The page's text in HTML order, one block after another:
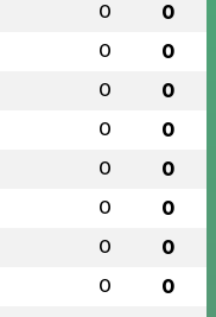
0 0
0 0
0 0
0 0
0 0
0 0
0 0
0 0